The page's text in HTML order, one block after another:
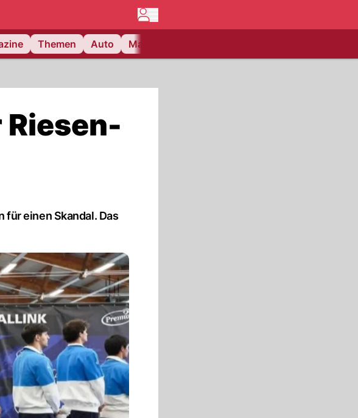
Themen Auto Matchcenter
für einen Skandal. Das